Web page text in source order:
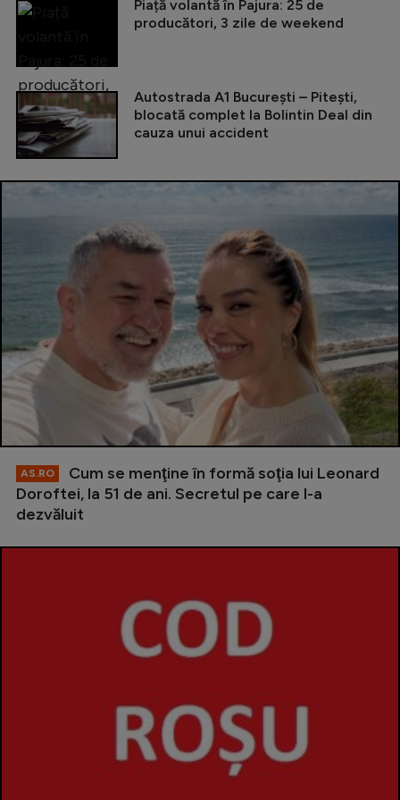
Piață volantă în Pajura: 25 de
producători, 3 zile de weekend
Autostrada A1 București – Pitești,
blocată complet la Bolintin Deal din
cauza unui accident
AS.RO
Cum se menţine în formă soţia lui Leonard
Doroftei, la 51 de ani. Secretul pe care l-a
dezvăluit